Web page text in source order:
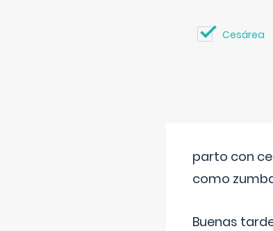
Cesárea
parto con
como
Buenas